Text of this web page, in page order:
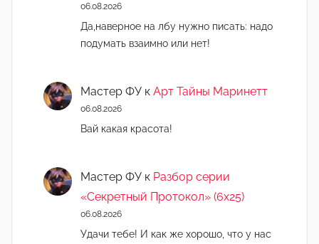
06.08.2026
Да,наверное на лбу нужно писать: надо
подумать взаимно или нет!
Мастер ФУ к Арт Тайны Маринетт
06.08.2026
Вай какая красота!
Мастер ФУ к Разбор серии
«Секретный Протокол» (6х25)
06.08.2026
Удачи тебе! И как же хорошо, что у нас